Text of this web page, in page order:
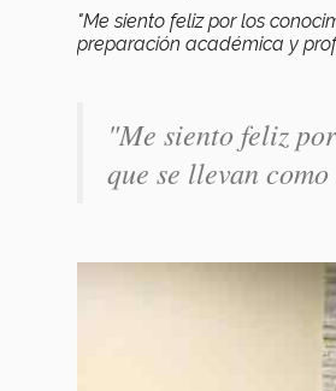
"Me siento feliz por los
preparación académica y
"Me siento feliz
que se llevan